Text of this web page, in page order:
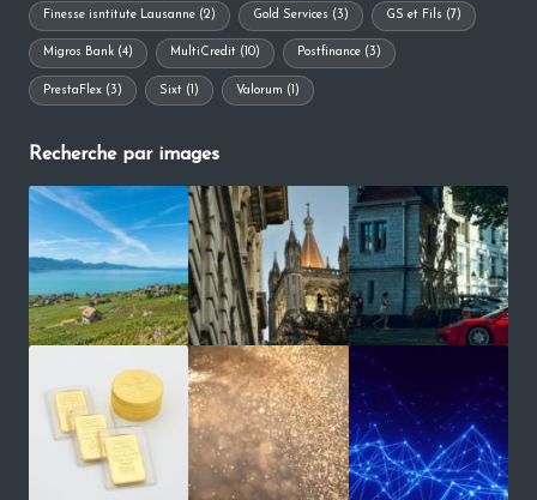
Finesse isntitute Lausanne (2) Gold Services (3) GS et Fils (7)
Migros Bank (4) MultiCredit(10) Postfinance(3)
PrestaFlex (3) Sixt(1) Valorum (1)
Recherche par images